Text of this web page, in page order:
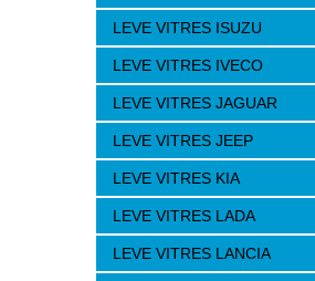
LEVE VITRES ISUZU
LEVE VITRES IVECO
LEVE VITRES JAGUAR
LEVE VITRES JEEP
LEVE VITRES KIA
LEVE VITRES LADA
LEVE VITRES LANCIA